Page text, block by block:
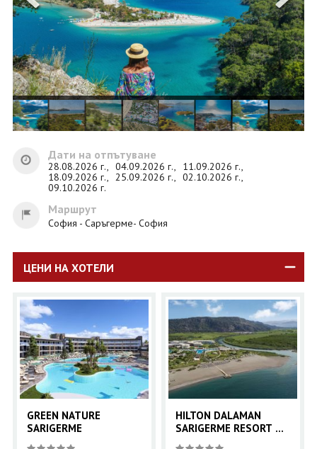
Дати на отпътуване
28.08.2026 г., 04.09.2026 г.,
11.09.2026 г.,
18.09.2026 г., 25.09.2026 г., 02.10.2026 г.,
09.10.2026 г.
Маршрут
София - Саръгерме- София
ЦЕНИ НА ХОТЕЛИ
GREEN NATURE
SARIGERME
HILTON DALAMAN
SARIGERME RESORT &
SPA